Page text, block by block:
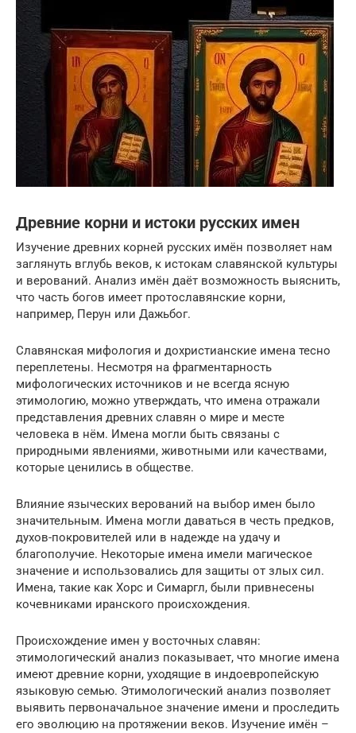
Древние корни и истоки русских имен
Изучение древних корней русских имён позволяет нам
заглянуть вглубь веков, к истокам славянской культуры
и верований. Анализ имён даёт возможность выяснить,
что часть богов имеет протославянские корни,
например, Перун или Дажьбог.
Славянская мифология и дохристианские имена тесно
переплетены. Несмотря на фрагментарность
мифологических источников и не всегда ясную
этимологию, можно утверждать, что имена отражали
представления древних славян о мире и месте
человека в нём. Имена могли быть связаны с
природными явлениями, животными или качествами,
которые ценились в обществе.
Влияние языческих верований на выбор имен было
значительным. Имена могли даваться в честь предков,
духов-покровителей или в надежде на удачу и
благополучие. Некоторые имена имели магическое
значение и использовались для защиты от злых сил.
Имена, такие как Хорс и Симаргл, были привнесены
кочевниками иранского происхождения.
Происхождение имен у восточных славян:
этимологический анализ показывает, что многие имена
имеют древние корни, уходящие в индоевропейскую
языковую семью. Этимологический анализ позволяет
выявить первоначальное значение имени и проследить
его эволюцию на протяжении веков. Изучение имён –